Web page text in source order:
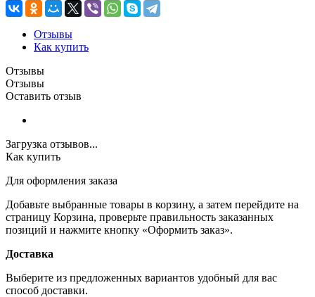
Отзывы
Как купить
Отзывы
Отзывы
Оставить отзыв
Загрузка отзывов...
Как купить
Для оформления заказа
Добавьте выбранные товары в корзину, а затем перейдите на
страницу Корзина, проверьте правильность заказанных
позиций и нажмите кнопку «Оформить заказ».
Доставка
Выберите из предложенных вариантов удобный для вас
способ доставки.